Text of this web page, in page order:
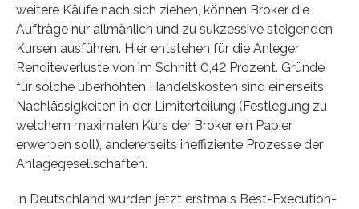
weitere Käufe nach sich ziehen, können Broker die
Aufträge nur allmählich und zu sukzessive steigenden
Kursen ausführen. Hier entstehen für die Anleger
Renditeverluste von im Schnitt 0,42 Prozent. Gründe
für solche überhöhten Handelskosten sind einerseits
Nachlässigkeiten in der Limiterteilung (Festlegung zu
welchem maximalen Kurs der Broker ein Papier
erwerben soll), andererseits ineffiziente Prozesse der
Anlagegesellschaften.
In Deutschland wurden jetzt erstmals Best-Execution-